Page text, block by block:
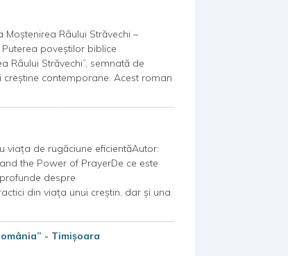
Râului Străvechi –
poveștilor biblice
Râului Străvechi”, semnată de
contemporane. Acest roman
viața de rugăciune eficientăAutor:
the Power of PrayerDe ce este
despre
din viața unui creștin, dar și una
- Timișoara